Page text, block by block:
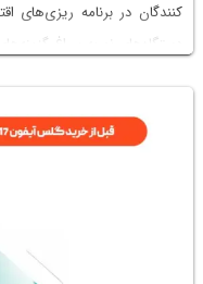
کنندگان در برنامه ریزی‌های
دستگاه‌های نو به سراغ